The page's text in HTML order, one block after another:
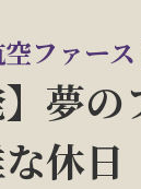
ファー
】夢
休日